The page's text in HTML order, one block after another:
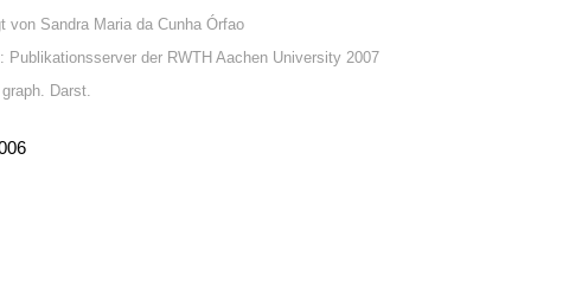
von Sandra Maria da Cunha Órfao
Publikationsserver der RWTH Aachen University 2007
Darst.